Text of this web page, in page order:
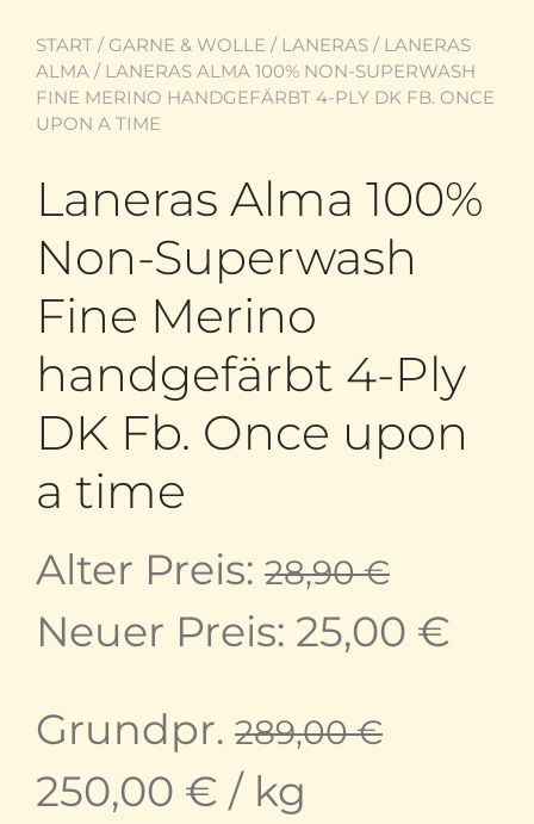
START / GARNE & WOLLE / LANERAS / LANERAS
ALMA / LANERAS ALMA 100% NON-SUPERWASH
FINE MERINO HANDGEFÄRBT 4-PLY DK FB. ONCE
UPON A TIME
Laneras Alma 100%
Non-Superwash
Fine Merino
handgefärbt 4-Ply
DK Fb. Once upon
a time
Alter Preis: 28,90€
Preis
Neuer Preis: 25,00 €
Grundpr. 289,00€
250,00 € / kg